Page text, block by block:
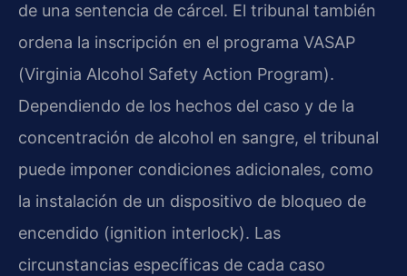
de una sentencia de cárcel. El tribunal también
ordena la inscripción en el programa VASAP
(Virginia Alcohol Safety Action Program).
Dependiendo de los hechos del caso y de la
concentración de alcohol en sangre, el tribunal
puede imponer condiciones adicionales, como
la instalación de un dispositivo de bloqueo de
encendido (ignition interlock). Las
circunstancias específicas de cada caso